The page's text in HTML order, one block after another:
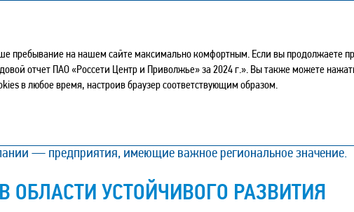
РАЗВИТИЕМ
отрасли на территории девяти субъектов Российской
— предприятия, имеющие важное региональное значение.
УСТОЙЧИВОГО РАЗВИТИЯ
пребывание на нашем сайте максимально комфортным. Если вы продолжаете
отчет ПАО «Россети Центр и Приволжье» за 2024 г.». Вы также можете
в любое время, настроив браузер соответствующим образом.